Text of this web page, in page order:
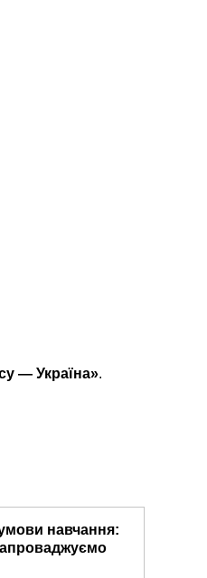
— Україна».
навчання: